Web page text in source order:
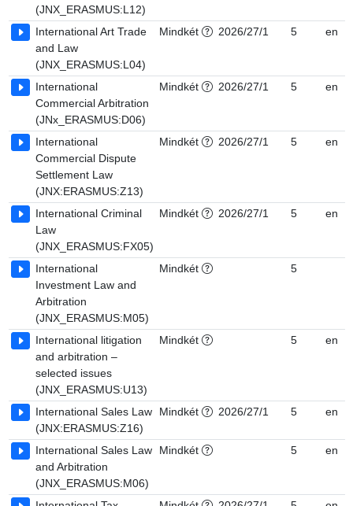
(JNX_ERASMUS:L12)
International Art Trade
and Law
(JNX_ERASMUS:L04)
Mindkét 2026/27/1 5 en
International
Commercial Arbitration
(JNx_ERASMUS:D06)
Mindkét 2026/27/1 5 en
International
Commercial Dispute
Settlement Law
(JNX:ERASMUS:Z13)
Mindkét 2026/27/1 5 en
International Criminal
Law
(JNX_ERASMUS:FX05)
Mindkét 2026/27/1 5 en
International
Investment Law and
Arbitration
(JNX_ERASMUS:M05)
Mindkét 5
International litigation
and arbitration –
selected issues
(JNX_ERASMUS:U13)
Mindkét 5 en
International Sales Law
(JNX:ERASMUS:Z16)
Mindkét 2026/27/1 5 en
International Sales Law
and Arbitration
(JNX_ERASMUS:M06)
Mindkét 5 en